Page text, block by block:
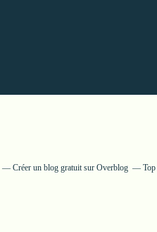
Créer un blog gratuit sur Overblog